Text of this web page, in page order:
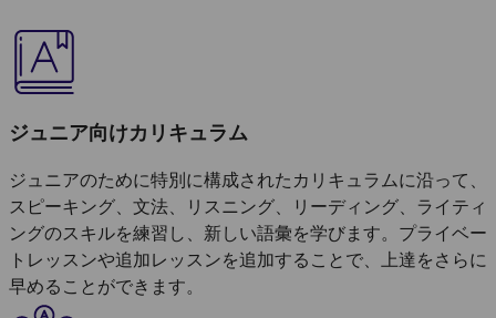
ジュニア向けカリキュラム
ジュニアのために特別に構成されたカリキュラムに沿って、
スピーキング、文法、リスニング、リーディング、ライティ
ングのスキルを練習し、新しい語彙を学びます。プライベー
トレッスンや追加レッスンを追加することで、上達をさらに
早めることができます。